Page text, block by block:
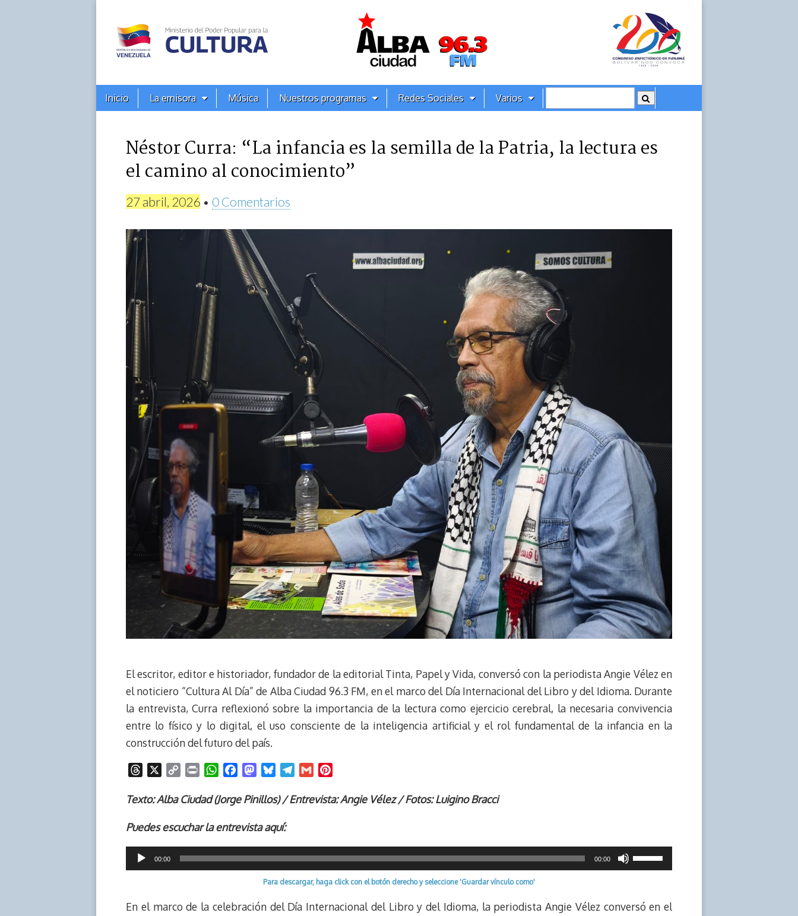
Alba
Ciudad
96.3
FM
Menú
principal
Inicio La emisora Música Nuestros programas Redes Sociales Varios
Néstor Curra: “La infancia es la semilla de la Patria, la lectura es
el camino al conocimiento”
27 abril, 2026 • 0 Comentarios
El escritor, editor e historiador, fundador de la editorial Tinta, Papel y Vida, conversó con la periodista Angie Vélez en
el noticiero “Cultura Al Día” de Alba Ciudad 96.3 FM, en el marco del Día Internacional del Libro y del Idioma. Durante
la entrevista, Curra reflexionó sobre la importancia de la lectura como ejercicio cerebral, la necesaria convivencia
entre lo físico y lo digital, el uso consciente de la inteligencia artificial y el rol fundamental de la infancia en la
construcción del futuro del país.
r
a
s
p
L
n
k
i
t
W
a
s
p
p
c
b
o
k
M
s
o
o
n
u
s
y
l
a
m
a
n
e
s
t
Texto: Alba Ciudad (Jorge Pinillos) / Entrevista: Angie Vélez / Fotos: Luigino Bracci
Puedes escuchar la entrevista aquí:
Reproductor
de
00:00 00:00
Utiliza
las
de
Para descargar, haga click con el botón derecho y seleccione 'Guardar vínculo como'
En el marco de la celebración del Día Internacional del Libro y del Idioma, la periodista Angie Vélez conversó en el